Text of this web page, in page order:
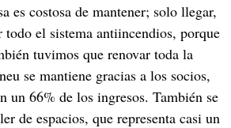
es costosa de mantener; solo llegar,
el sistema antiincendios, porque
tuvimos que renovar toda la
se mantiene gracias a los socios,
un 66% de los ingresos. También se
de espacios, que representa casi un